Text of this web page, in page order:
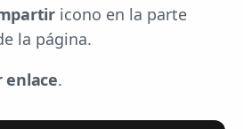
icono en la parte
la página.
enlace.